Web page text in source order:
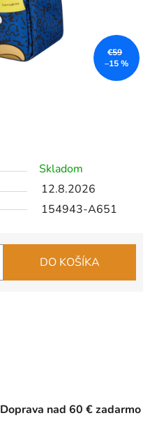
Skladom
12.8.2026
154943-A651
DO KOŠÍKA
€59
–15 %
Doprava nad 60 € zadarmo